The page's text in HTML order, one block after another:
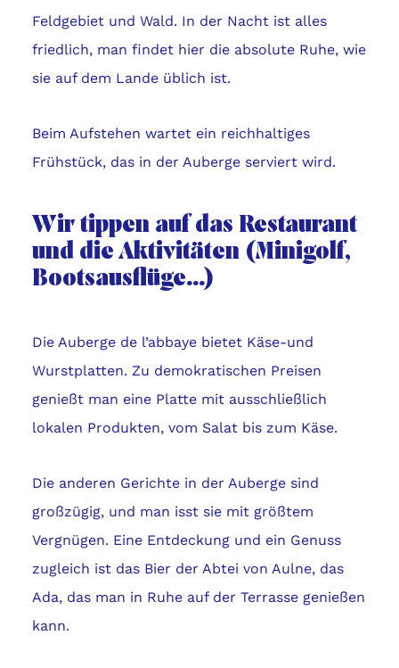
Feldgebiet und Wald. In der Nacht ist alles
friedlich, man findet hier die absolute Ruhe, wie
sie auf dem Lande üblich ist.
Beim Aufstehen wartet ein reichhaltiges
Frühstück, das in der Auberge serviert wird.
Wir tippen auf das Restaurant
und die Aktivitäten (Minigolf,
Bootsausflüge…)
Die Auberge de l’abbaye bietet Käse-und
Wurstplatten. Zu demokratischen Preisen
genießt man eine Platte mit ausschließlich
lokalen Produkten, vom Salat bis zum Käse.
Die anderen Gerichte in der Auberge sind
großzügig, und man isst sie mit größtem
Vergnügen. Eine Entdeckung und ein Genuss
zugleich ist das Bier der Abtei von Aulne, das
Ada, das man in Ruhe auf der Terrasse genießen
kann.